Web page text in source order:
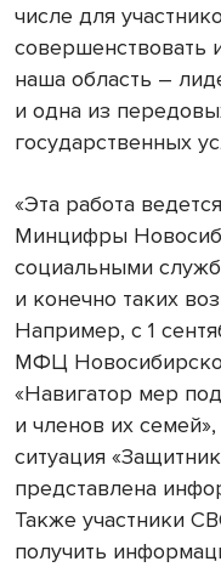
числе для
совершенствовать
наша область –
и одна из
государственных
«Эта работа
Минцифры
социальными
и конечно таких
Например, с 1
МФЦ
«Навигатор мер
и членов их
ситуация
представлена
Также участники
получить